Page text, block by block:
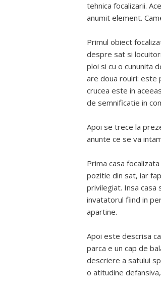
tehnica focalizarii.
anumit element.
Primul obiect
despre sat si
ploi si cu o cununita
are doua roulri: este
crucea este in
de semnificatie in
Apoi se trece la
anunte ce se va
Prima casa
pozitie din sat, iar
privilegiat. Insa casa
invatatorul fiind in
apartine.
Apoi este descrisa
parca e un cap de
descriere a satului
o atitudine